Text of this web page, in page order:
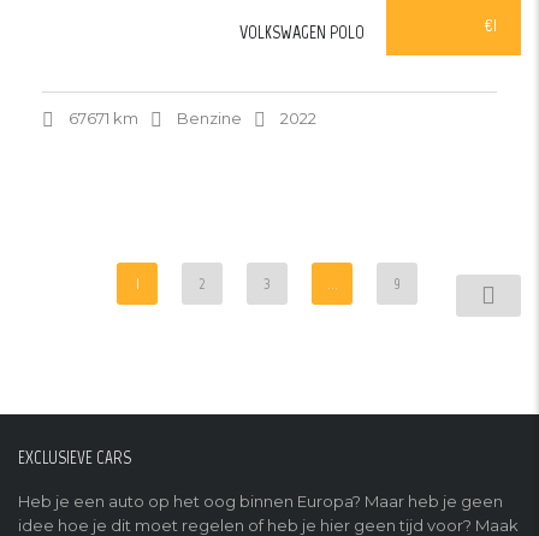
€1
VOLKSWAGEN POLO
67671 km Benzine 2022
1 2 3 ... 9
EXCLUSIEVE CARS
Heb je een auto op het oog binnen Europa? Maar heb je geen
idee hoe je dit moet regelen of heb je hier geen tijd voor? Maak